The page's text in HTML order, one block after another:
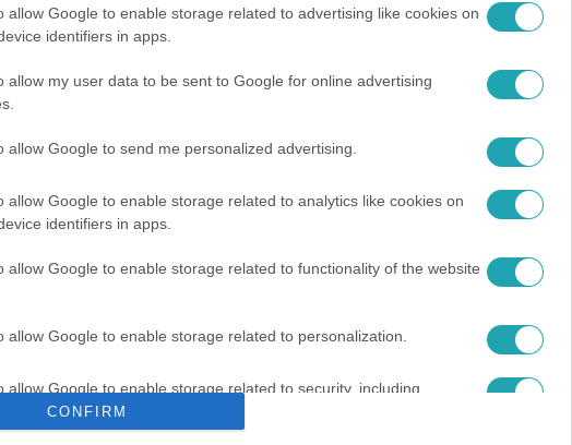
allow Google to enable storage related to advertising like cookies on
identifiers in apps.
allow my user data to be sent to Google for online advertising
allow Google to send me personalized advertising.
allow Google to enable storage related to analytics like cookies on
identifiers in apps.
allow Google to enable storage related to functionality of the website
allow Google to enable storage related to personalization.
allow Google to enable storage related to security, including
functionality and fraud prevention, and other user protection.
CONFIRM
MENTŐSZOLGÁLAT #EGÉSZSÉGÜGY